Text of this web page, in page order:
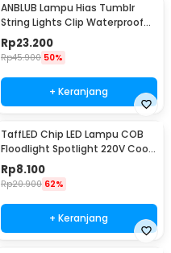
ANBLUB Lampu Hias Tumblr
String Lights Clip Waterproof
20 LED 2M - 0606
Rp23.200
Rp45.900 50%
+ Keranjang
TaffLED Chip LED Lampu COB
Floodlight Spotlight 220V Cool
White 6000K 50W - COB4060-
AC220-50
Rp8.100
Rp20.900 62%
+ Keranjang